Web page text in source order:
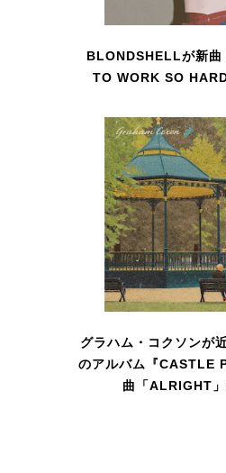
BLONDSHELLが新
TO WORK SO
グラハム・コクソンが
のアルバム『CASTLE
曲「ALRIGHT」